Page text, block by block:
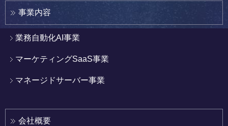
事業内容
業務自動化AI事業
マーケティングSaaS事業
マネージドサーバー事業
会社概要